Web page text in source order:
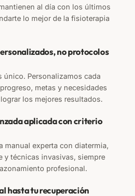
al día con los últimos
lo mejor de la fisioterapia
no protocolos
único. Personalizamos cada
metas y necesidades
los mejores resultados.
aplicada con criterio
manual experta con diatermia,
y técnicas invasivas, siempre
profesional.
hasta tu recuperación